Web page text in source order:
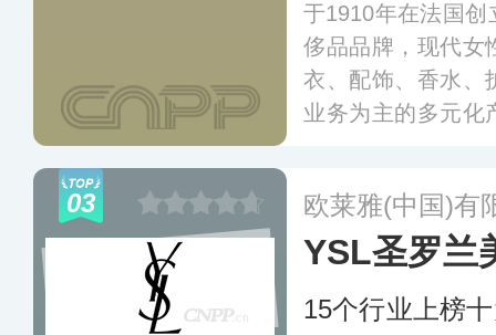
于1910年在法国
侈品品牌，现代女
衣、配饰、香水、
业务为主的多元化
品门店。更多
03 欧莱雅(中国)有
YSL圣罗兰
15个行业上榜